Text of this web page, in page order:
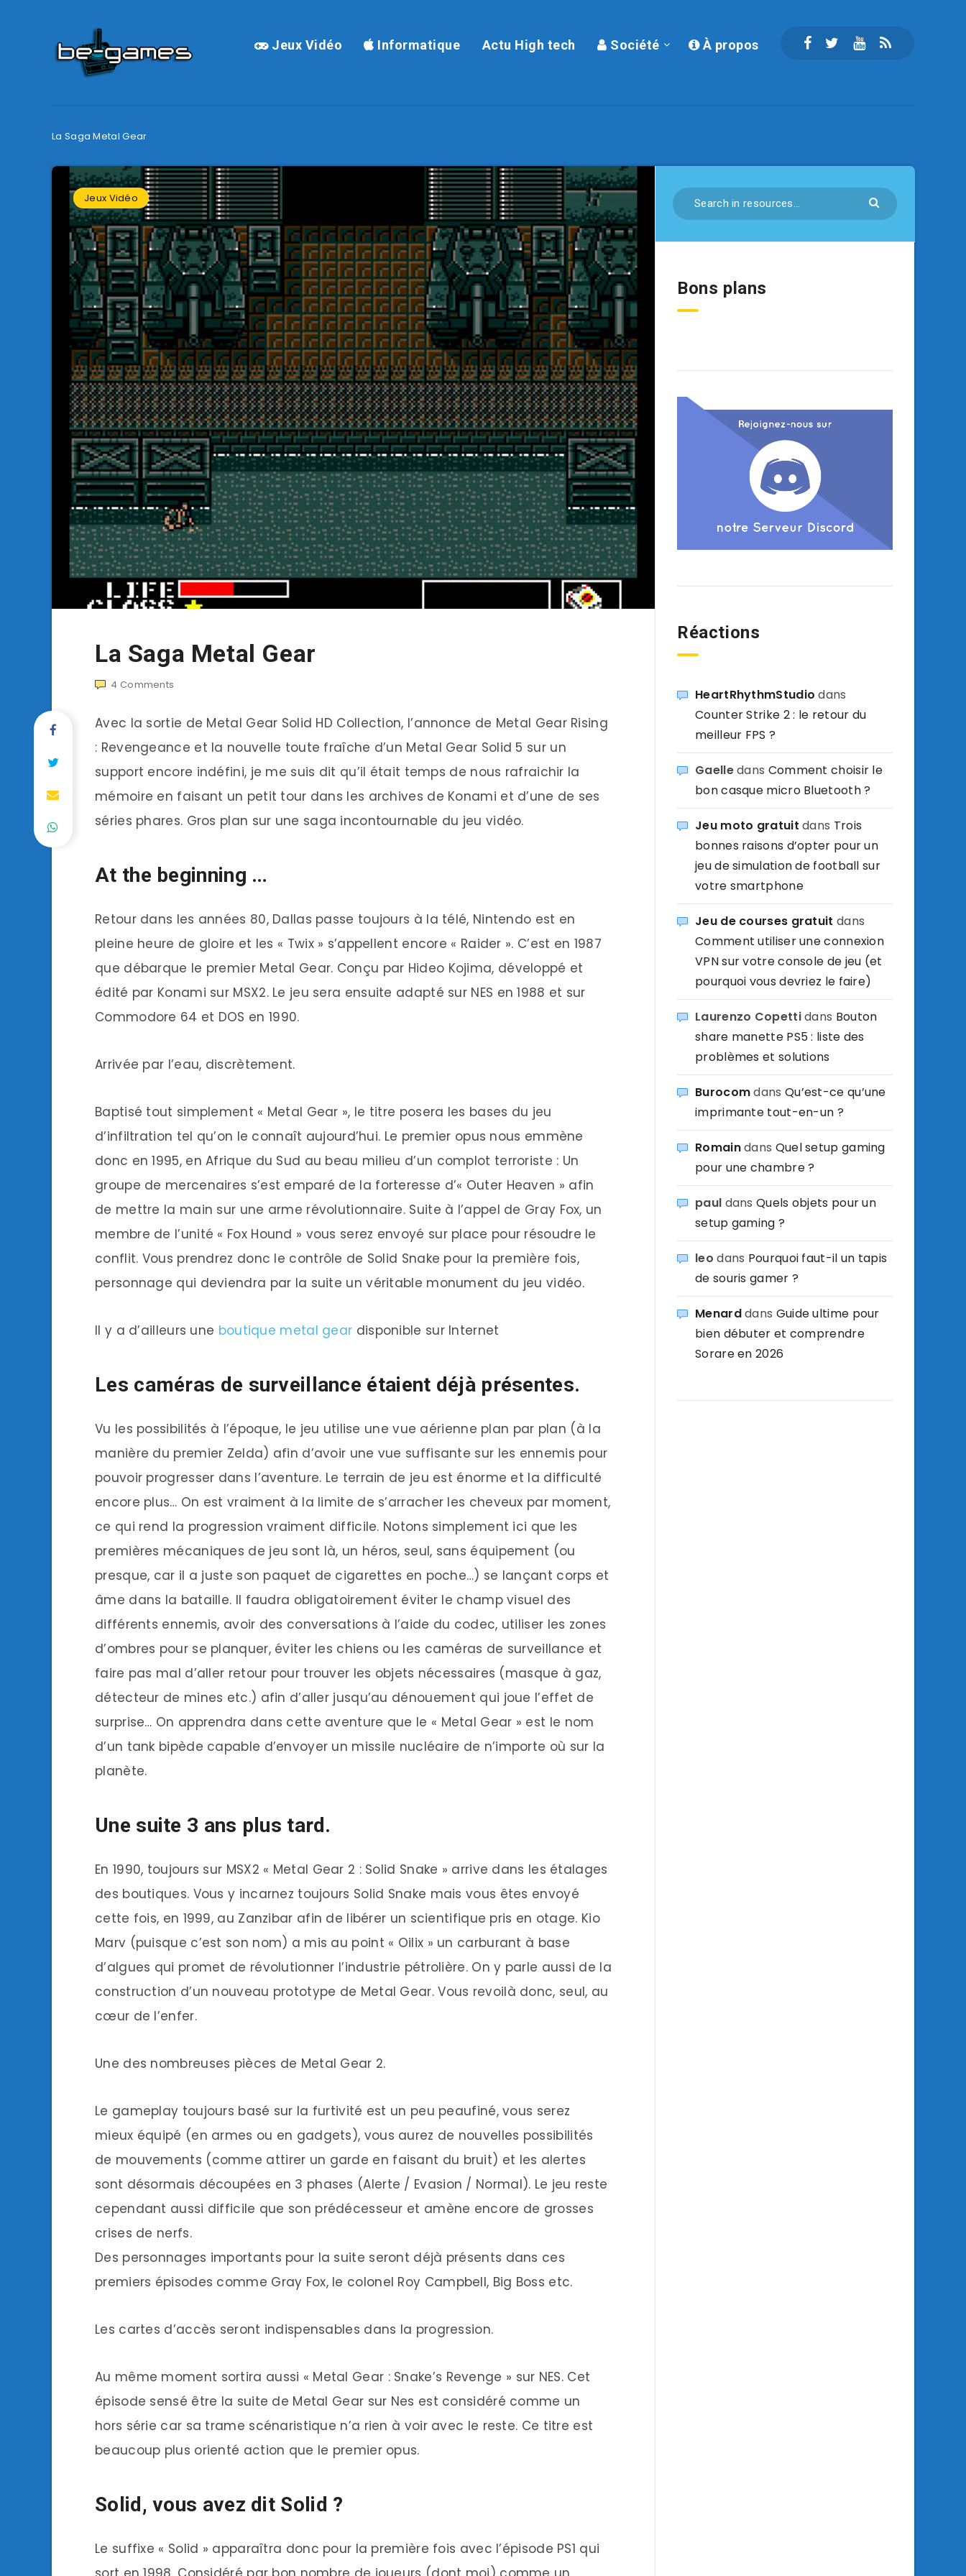
Jeux Vidéo Informatique Actu High tech Société À propos
La Saga Metal Gear
Jeux Vidéo
La Saga Metal Gear
4 Comments
Avec la sortie de Metal Gear Solid HD Collection, l’annonce de Metal Gear Rising
: Revengeance et la nouvelle toute fraîche d’un Metal Gear Solid 5 sur un
support encore indéfini, je me suis dit qu’il était temps de nous rafraichir la
mémoire en faisant un petit tour dans les archives de Konami et d’une de ses
séries phares. Gros plan sur une saga incontournable du jeu vidéo.
At the beginning …
Retour dans les années 80, Dallas passe toujours à la télé, Nintendo est en
pleine heure de gloire et les « Twix » s’appellent encore « Raider ». C’est en 1987
que débarque le premier Metal Gear. Conçu par Hideo Kojima, développé et
édité par Konami sur MSX2. Le jeu sera ensuite adapté sur NES en 1988 et sur
Commodore 64 et DOS en 1990.
Arrivée par l’eau, discrètement.
Baptisé tout simplement « Metal Gear », le titre posera les bases du jeu
d’infiltration tel qu’on le connaît aujourd’hui. Le premier opus nous emmène
donc en 1995, en Afrique du Sud au beau milieu d’un complot terroriste : Un
groupe de mercenaires s’est emparé de la forteresse d’« Outer Heaven » afin
de mettre la main sur une arme révolutionnaire. Suite à l’appel de Gray Fox, un
membre de l’unité « Fox Hound » vous serez envoyé sur place pour résoudre le
conflit. Vous prendrez donc le contrôle de Solid Snake pour la première fois,
personnage qui deviendra par la suite un véritable monument du jeu vidéo.
Il y a d’ailleurs une boutique metal gear disponible sur Internet
Les caméras de surveillance étaient déjà présentes.
Vu les possibilités à l’époque, le jeu utilise une vue aérienne plan par plan (à la
manière du premier Zelda) afin d’avoir une vue suffisante sur les ennemis pour
pouvoir progresser dans l’aventure. Le terrain de jeu est énorme et la difficulté
encore plus… On est vraiment à la limite de s’arracher les cheveux par moment,
ce qui rend la progression vraiment difficile. Notons simplement ici que les
premières mécaniques de jeu sont là, un héros, seul, sans équipement (ou
presque, car il a juste son paquet de cigarettes en poche…) se lançant corps et
âme dans la bataille. Il faudra obligatoirement éviter le champ visuel des
différents ennemis, avoir des conversations à l’aide du codec, utiliser les zones
d’ombres pour se planquer, éviter les chiens ou les caméras de surveillance et
faire pas mal d’aller retour pour trouver les objets nécessaires (masque à gaz,
détecteur de mines etc.) afin d’aller jusqu’au dénouement qui joue l’effet de
surprise… On apprendra dans cette aventure que le « Metal Gear » est le nom
d’un tank bipède capable d’envoyer un missile nucléaire de n’importe où sur la
planète.
Une suite 3 ans plus tard.
En 1990, toujours sur MSX2 « Metal Gear 2 : Solid Snake » arrive dans les étalages
des boutiques. Vous y incarnez toujours Solid Snake mais vous êtes envoyé
cette fois, en 1999, au Zanzibar afin de libérer un scientifique pris en otage. Kio
Marv (puisque c’est son nom) a mis au point « Oilix » un carburant à base
d’algues qui promet de révolutionner l’industrie pétrolière. On y parle aussi de la
construction d’un nouveau prototype de Metal Gear. Vous revoilà donc, seul, au
cœur de l’enfer.
Une des nombreuses pièces de Metal Gear 2.
Le gameplay toujours basé sur la furtivité est un peu peaufiné, vous serez
mieux équipé (en armes ou en gadgets), vous aurez de nouvelles possibilités
de mouvements (comme attirer un garde en faisant du bruit) et les alertes
sont désormais découpées en 3 phases (Alerte / Evasion / Normal). Le jeu reste
cependant aussi difficile que son prédécesseur et amène encore de grosses
crises de nerfs.
Des personnages importants pour la suite seront déjà présents dans ces
premiers épisodes comme Gray Fox, le colonel Roy Campbell, Big Boss etc.
Les cartes d’accès seront indispensables dans la progression.
Au même moment sortira aussi « Metal Gear : Snake’s Revenge » sur NES. Cet
épisode sensé être la suite de Metal Gear sur Nes est considéré comme un
hors série car sa trame scénaristique n’a rien à voir avec le reste. Ce titre est
beaucoup plus orienté action que le premier opus.
Solid, vous avez dit Solid ?
Le suffixe « Solid » apparaîtra donc pour la première fois avec l’épisode PS1 qui
Bons plans
Réactions
HeartRhythmStudio dans
Counter Strike 2 : le retour du
meilleur FPS ?
Gaelledans Comment choisir le
bon casque micro Bluetooth ?
Jeu moto gratuit dans Trois
bonnes raisons d’opter pour un
jeu de simulation de football sur
votre smartphone
Jeu de courses gratuit dans
Comment utiliser une connexion
VPN sur votre console de jeu (et
pourquoi vous devriez le faire)
Laurenzo Copettidans Bouton
share manette PS5 : liste des
problèmes et solutions
Burocomdans Qu’est-ce qu’une
imprimante tout-en-un ?
Romaindans Quel setup gaming
pour une chambre ?
paul dansQuels objets pour un
setup gaming ?
leo dans Pourquoi faut-il un tapis
de souris gamer ?
Menarddans Guide ultime pour
bien débuter et comprendre
Sorare en 2026